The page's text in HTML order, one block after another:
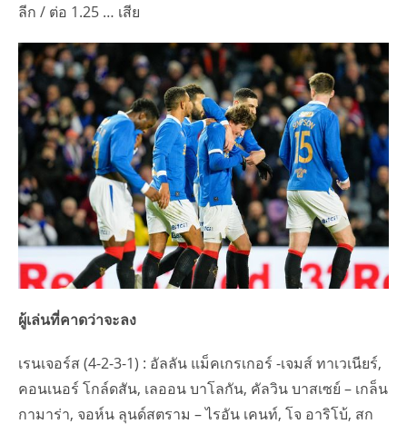
ลีก / ต่อ 1.25 … เสีย
ผู้เล่นที่คาดว่าจะลง
เรนเจอร์ส (4-2-3-1) : อัลลัน แม็คเกรเกอร์ -เจมส์ ทาเวเนียร์,
คอนเนอร์ โกล์ดสัน, เลออน บาโลกัน, คัลวิน บาสเซย์ – เกล็น
กามาร่า, จอห์น ลุนด์สตราม – ไรอัน เคนท์, โจ อาริโบ้, สก